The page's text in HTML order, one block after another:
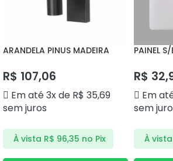
ARANDELA PINUS MADEIRA
R$ 107,06
Em até 3x de R$ 35,69
sem juros
À vista R$ 96,35 no Pix
PAINEL
R$
Em
sem
À vista